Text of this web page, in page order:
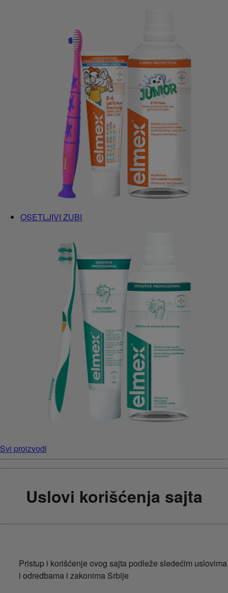
OSETLJIVI ZUBI
Svi proizvodi
Uslovi korišćenja sajta
Pristup i korišćenje ovog sajta podleže sledećim uslovima
i odredbama i zakonima Srbije